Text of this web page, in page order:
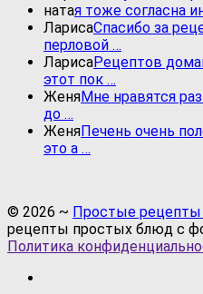
натая тоже согласна
ЛарисаСпасибо за
перловой …
ЛарисаРецептов
этот пок …
ЖеняМне нравятся
до …
ЖеняПечень очень
это а …
© 2026 ~ Простые
рецепты простых блюд с
Политика